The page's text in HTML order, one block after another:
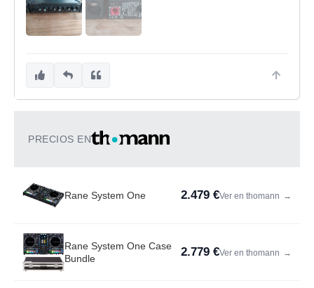
PRECIOS EN
Rane System One 2.479 €Ver en thomann →
Rane System One Case
Bundle
2.779 €Ver en thomann →